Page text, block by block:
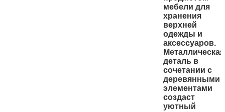
мебели для
хранения
верхней
одежды и
аксессуаров.
Металлическая
деталь в
сочетании с
деревянными
элементами
создаст
уютный